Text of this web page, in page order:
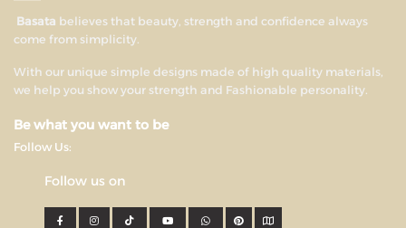
Basata believes that beauty, strength and confidence always
come from simplicity.
With our unique simple designs made of high quality materials,
we help you show your strength and Fashionable personality.
Be what you want to be
Follow Us:
Follow us on